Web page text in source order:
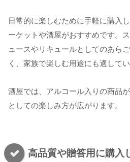
日常的に楽しむために手軽に購入
ーケットや酒屋がおすすめです。
ュースやリキュールとしてのあら
く、家族で楽しむ用途にも適してい
酒屋では、アルコール入りの商品
としての楽しみ方が広がります。
高品質や贈答用に購入